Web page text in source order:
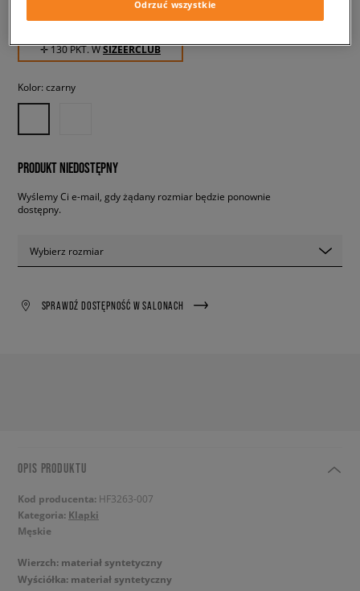
129,99 zł
✛ 130 PKT. WSIZEERCLUB
Kolor: czarny
PRODUKT NIEDOSTĘPNY
Wyślemy Ci e-mail, gdy żądany rozmiar będzie ponownie
dostępny.
Wybierz rozmiar
SPRAWDŹ DOSTĘPNOŚĆ W SALONACH
OPIS PRODUKTU
Kod producenta: HF3263-007
Kategoria: Klapki
Męskie
Wierzch: materiał syntetyczny
Wyściółka: materiał syntetyczny
Odrzuć wszystkie